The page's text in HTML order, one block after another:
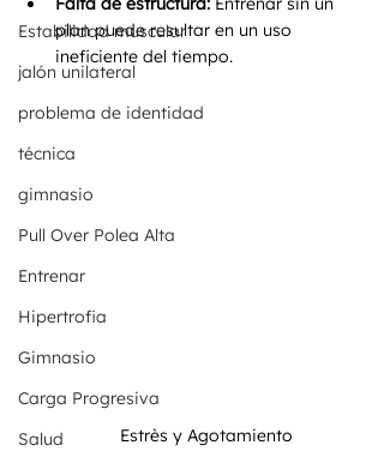
Estabilidad muscular
jalón unilateral
problema de identidad
técnica
gimnasio
Pull Over Polea Alta
Entrenar
Hipertrofia
Gimnasio
Carga Progresiva
Salud
plan puede resultar en un uso
ineficiente del tiempo.
Estrès y Agotamiento